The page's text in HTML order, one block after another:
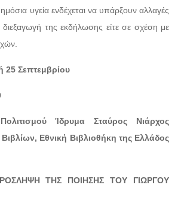
υγεία ενδέχεται να υπάρξουν αλλαγές
διεξαγωγή της εκδήλωσης είτε σε σχέση με
Σεπτεμβρίου
Ίδρυμα Σταύρος Νιάρχος
Εθνική Βιβλιοθήκη της Ελλάδος
ΤΗΣ ΠΟΙΗΣΗΣ ΤΟΥ ΓΙΩΡΓΟΥ